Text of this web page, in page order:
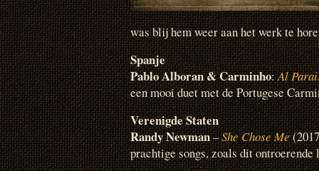
was blij hem weer aan het werk te
Spanje
Pablo Alboran & Carminho:Al
een mooi duet met de Portugese
Verenigde Staten
Randy Newman–She Chose Me
prachtige songs, zoals dit